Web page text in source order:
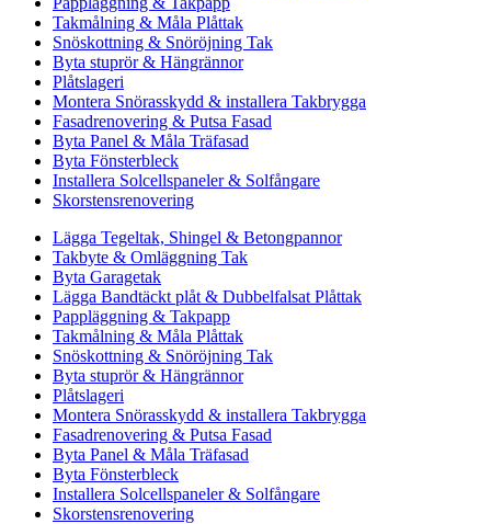
Takmålning & Måla Plåttak
Snöskottning & Snöröjning Tak
Byta stuprör & Hängrännor
Plåtslageri
Montera Snörasskydd & installera Takbrygga
Fasadrenovering & Putsa Fasad
Byta Panel & Måla Träfasad
Byta Fönsterbleck
Installera Solcellspaneler & Solfångare
Skorstensrenovering
Lägga Tegeltak, Shingel & Betongpannor
Takbyte & Omläggning Tak
Byta Garagetak
Lägga Bandtäckt plåt & Dubbelfalsat Plåttak
Pappläggning & Takpapp
Takmålning & Måla Plåttak
Snöskottning & Snöröjning Tak
Byta stuprör & Hängrännor
Plåtslageri
Montera Snörasskydd & installera Takbrygga
Fasadrenovering & Putsa Fasad
Byta Panel & Måla Träfasad
Byta Fönsterbleck
Installera Solcellspaneler & Solfångare
Skorstensrenovering